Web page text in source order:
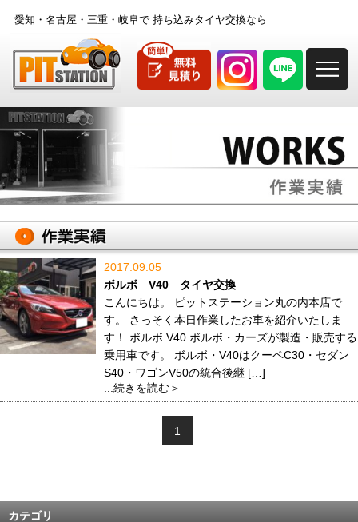
愛知・名古屋・三重・岐阜で持ち込みタイヤ交換なら
2017.09.05
ボルボ V40 タイヤ交換
こんにちは。 ピットステーション丸の内本店で
す。 さっそく本日作業したお車を紹介いたしま
す！ ボルボ V40 ボルボ・カーズが製造・販売する
乗用車です。 ボルボ・V40はクーペC30・セダン
S40・ワゴンV50の統合後継 […]
...続きを読む＞
1
カテゴリ